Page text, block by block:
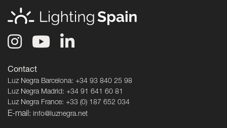
Contact
Luz Negra Barcelona: +34 93 840 25 98
Luz Negra Madrid: +34 91 641 60 81
Luz Negra France: +33 (0) 187 652 034
E-mail: info@luznegra.net